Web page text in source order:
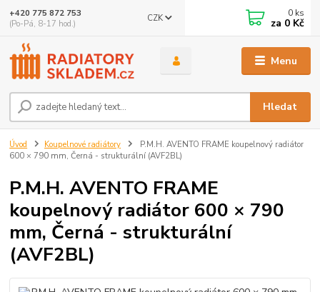
Menu
CZK
Hledat
+420 775 872 753
(Po-Pá, 8-17 hod.)
0 ks
za 0 Kč
Úvod Koupelnové radiátory
P.M.H. AVENTO FRAME koupelnový radiátor
600 × 790 mm, Černá - strukturální (AVF2BL)
P.M.H. AVENTO FRAME
koupelnový radiátor 600 × 790
mm, Černá - strukturální
(AVF2BL)